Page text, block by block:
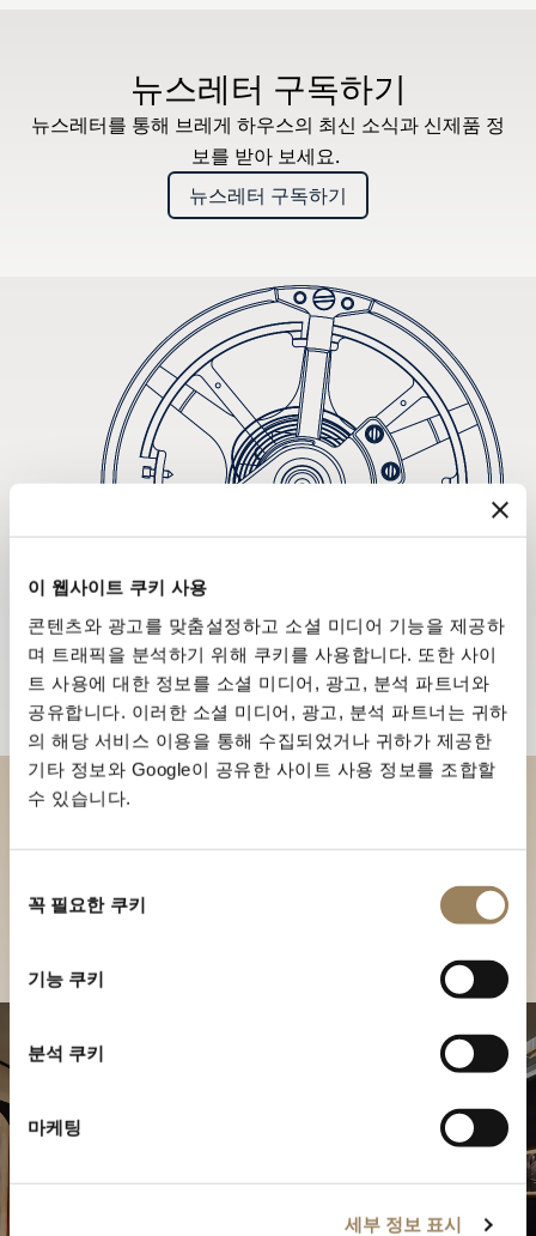
이 웹사이트 쿠키 사용
콘텐츠와 광고를 맞춤설정하고 소셜 미디어 기능을 제공하
며 트래픽을 분석하기 위해 쿠키를 사용합니다. 또한 사이
트 사용에 대한 정보를 소셜 미디어, 광고, 분석 파트너와
공유합니다. 이러한 소셜 미디어, 광고, 분석 파트너는 귀하
의 해당 서비스 이용을 통해 수집되었거나 귀하가 제공한
기타 정보와 Google이 공유한 사이트 사용 정보를 조합할
수 있습니다.
꼭 필요한 쿠키
기능 쿠키
분석 쿠키
마케팅
세부 정보 표시
뉴스레터 구독하기
뉴스레터를 통해 브레게 하우스의 최신 소식과 신제품 정
보를 받아 보세요.
뉴스레터 구독하기